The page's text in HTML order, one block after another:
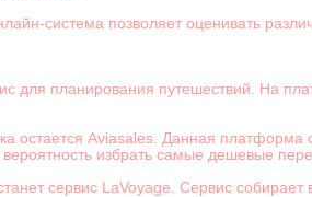
система позволяет оценивать
для планирования путешествий. На
остается Aviasales. Данная платформа
избрать самые дешевые
сервис LaVoyage. Сервис